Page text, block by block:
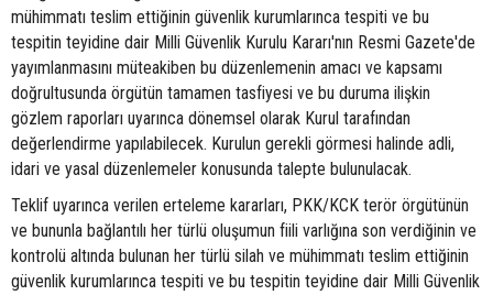
mühimmatı teslim ettiğinin güvenlik kurumlarınca tespiti ve bu
tespitin teyidine dair Milli Güvenlik Kurulu Kararı'nın Resmi Gazete'de
yayımlanmasını müteakiben bu düzenlemenin amacı ve kapsamı
doğrultusunda örgütün tamamen tasfiyesi ve bu duruma ilişkin
gözlem raporları uyarınca dönemsel olarak Kurul tarafından
değerlendirme yapılabilecek. Kurulun gerekli görmesi halinde adli,
idari ve yasal düzenlemeler konusunda talepte bulunulacak.
Teklif uyarınca verilen erteleme kararları, PKK/KCK terör örgütünün
ve bununla bağlantılı her türlü oluşumun fiili varlığına son verdiğinin ve
kontrolü altında bulunan her türlü silah ve mühimmatı teslim ettiğinin
güvenlik kurumlarınca tespiti ve bu tespitin teyidine dair Milli Güvenlik